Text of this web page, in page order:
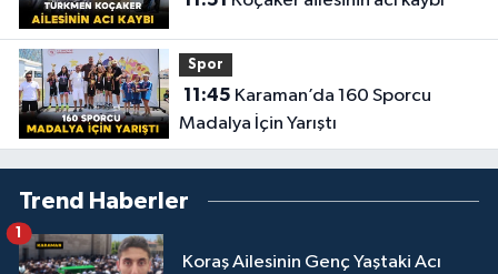
Spor
11:45
Madalya İçin Yarıştı
Trend Haberler
Koraş Ailesinin Genç Yaştaki Acı
1